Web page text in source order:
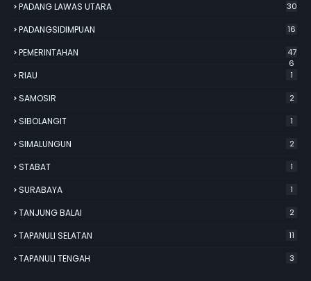
PADANG LAWAS UTARA 30
PADANGSIDIMPUAN 16
PEMERINTAHAN
47
6
RIAU 1
SAMOSIR 2
SIBOLANGIT 1
SIMALUNGUN 2
STABAT 1
SURABAYA 1
TANJUNG BALAI 2
TAPANULI SELATAN 11
TAPANULI TENGAH 3